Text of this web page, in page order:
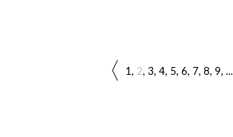
1 2 3 4 5 6 7 8 9 ...